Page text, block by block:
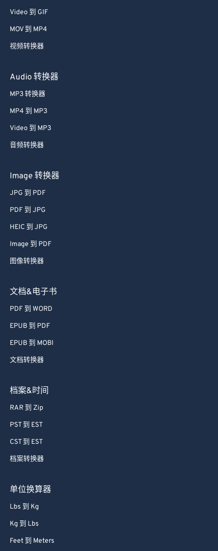
Video 到 GIF
MOV 到 MP4
视频转换器
Audio 转换器
MP3 转换器
MP4 到 MP3
Video 到 MP3
音频转换器
Image 转换器
JPG 到 PDF
PDF 到 JPG
HEIC 到 JPG
Image 到 PDF
图像转换器
文档&电子书
PDF 到 WORD
EPUB 到 PDF
EPUB 到 MOBI
文档转换器
档案&时间
RAR 到 Zip
PST 到 EST
CST 到 EST
档案转换器
单位换算器
Lbs 到 Kg
Kg 到 Lbs
Feet 到 Meters